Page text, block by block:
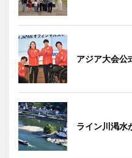
アジア大会
ライン川渇水